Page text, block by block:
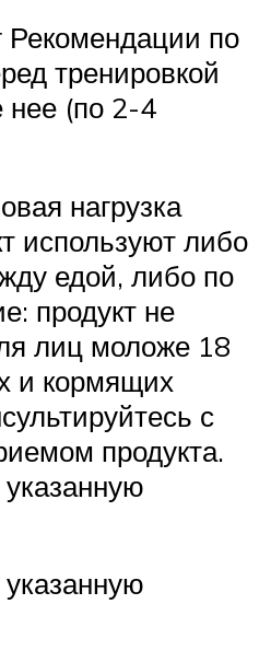
Рекомендации по
тренировкой
нее (по 2-4
нагрузка
используют либо
едой, либо по
продукт не
лиц моложе 18
и кормящих
с
продукта.